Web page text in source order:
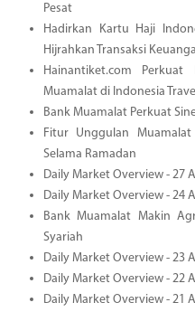
Pesat
Hadirkan Kartu Haji
Hijrahkan Transaksi
Hainantiket.com
Muamalat di Indonesia
Bank Muamalat Perkuat
Fitur Unggulan Muamalat
Selama Ramadan
Daily Market Overview - 27
Daily Market Overview - 24
Bank Muamalat Makin
Syariah
Daily Market Overview - 23
Daily Market Overview - 22
Daily Market Overview - 21